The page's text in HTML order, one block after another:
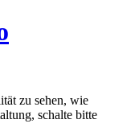
zu sehen, wie
schalte bitte